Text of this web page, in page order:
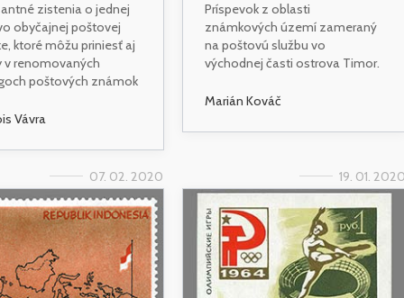
zistenia o jednej
obyčajnej poštovej
ktoré môžu priniesť aj
v renomovaných
poštových známok
Vávra
Príspevok z oblasti
známkových území zameraný
na poštovú službu vo
východnej časti ostrova Timor.
Marián Kováč
07. 02. 2020 19. 01.